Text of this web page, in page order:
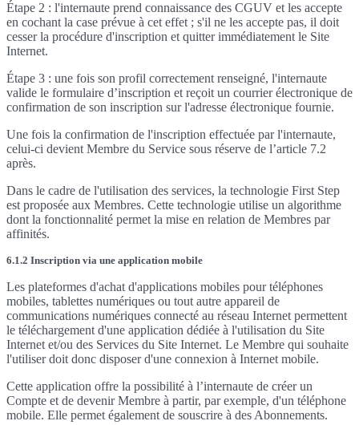
Étape 2 : l'internaute prend connaissance des CGUV et les accepte
en cochant la case prévue à cet effet ; s'il ne les accepte pas, il doit
cesser la procédure d'inscription et quitter immédiatement le Site
Internet.
Étape 3 : une fois son profil correctement renseigné, l'internaute
valide le formulaire d’inscription et reçoit un courrier électronique de
confirmation de son inscription sur l'adresse électronique fournie.
Une fois la confirmation de l'inscription effectuée par l'internaute,
celui-ci devient Membre du Service sous réserve de l’article 7.2
après.
Dans le cadre de l'utilisation des services, la technologie First Step
est proposée aux Membres. Cette technologie utilise un algorithme
dont la fonctionnalité permet la mise en relation de Membres par
affinités.
6.1.2 Inscription via une application mobile
Les plateformes d'achat d'applications mobiles pour téléphones
mobiles, tablettes numériques ou tout autre appareil de
communications numériques connecté au réseau Internet permettent
le téléchargement d'une application dédiée à l'utilisation du Site
Internet et/ou des Services du Site Internet. Le Membre qui souhaite
l'utiliser doit donc disposer d'une connexion à Internet mobile.
Cette application offre la possibilité à l’internaute de créer un
Compte et de devenir Membre à partir, par exemple, d'un téléphone
mobile. Elle permet également de souscrire à des Abonnements.